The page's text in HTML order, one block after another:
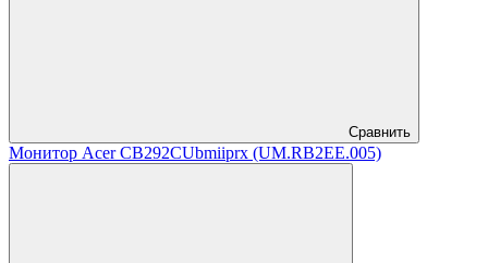
Сравнить
Монитор Acer CB292CUbmiiprx (UM.RB2EE.005)